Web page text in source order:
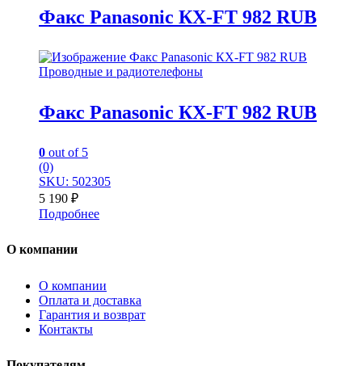
Факс Panasonic КХ-FT 982 RUB
Проводные и радиотелефоны
Факс Panasonic КХ-FT 982 RUB
0 out of 5
(0)
SKU: 502305
5 190 ₽
Подробнее
О компании
О компании
Оплата и доставка
Гарантия и возврат
Контакты